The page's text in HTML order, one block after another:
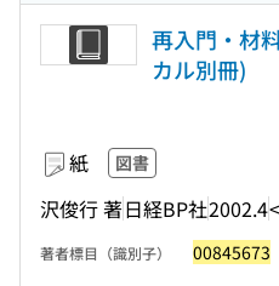
再入門・材
カル別冊)
紙 図書
沢俊行 著日経BP社2002.4
著者標目（識別子） 00845673